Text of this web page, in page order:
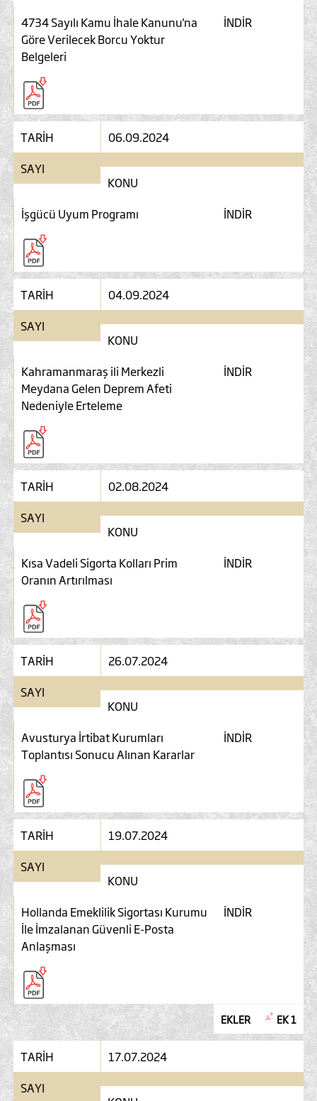
4734 Sayılı Kamu İhale Kanunu'na
Göre Verilecek Borcu Yoktur
Belgeleri
İNDİR
TARİH
06.09.2024
SAYI
KONU
İşgücü Uyum Programı
İNDİR
TARİH
04.09.2024
SAYI
KONU
Kahramanmaraş ili Merkezli
Meydana Gelen Deprem Afeti
Nedeniyle Erteleme
İNDİR
TARİH
02.08.2024
SAYI
KONU
Kısa Vadeli Sigorta Kolları Prim
Oranın Artırılması
İNDİR
TARİH
26.07.2024
SAYI
KONU
Avusturya İrtibat Kurumları
Toplantısı Sonucu Alınan Kararlar
İNDİR
TARİH
19.07.2024
SAYI
KONU
Hollanda Emeklilik Sigortası Kurumu
İle İmzalanan Güvenli E-Posta
Anlaşması
İNDİR
EKLER EK 1
TARİH
17.07.2024
SAYI